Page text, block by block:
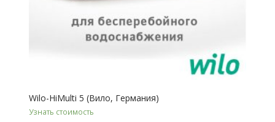
Wilo-HiMulti 5 (Вило, Германия)
Узнать стоимость